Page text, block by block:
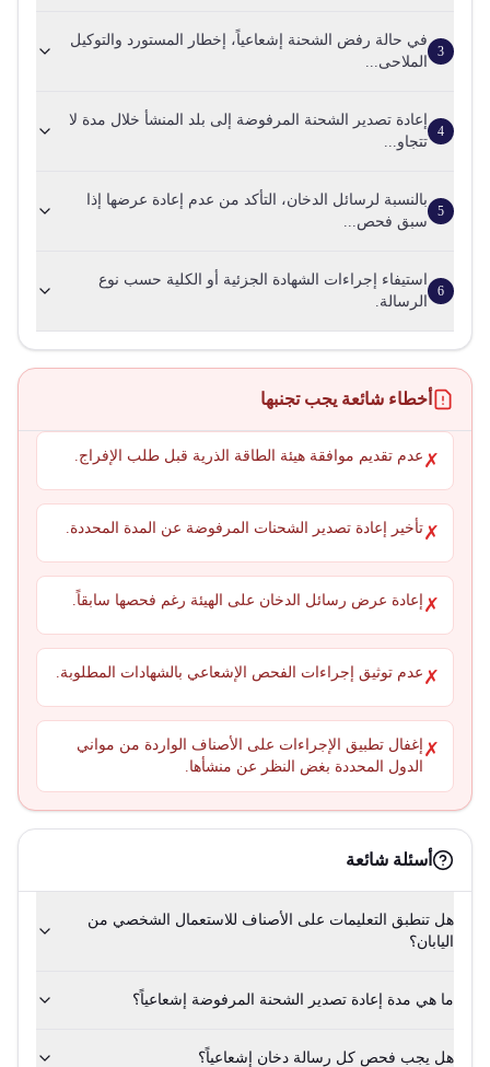
3
في حالة رفض الشحنة إشعاعياً، إخطار المستورد والتوكيل
الملاحى...
4
إعادة تصدير الشحنة المرفوضة إلى بلد المنشأ خلال مدة لا
تتجاو...
5
بالنسبة لرسائل الدخان، التأكد من عدم إعادة عرضها إذا
سبق فحص...
6
استيفاء إجراءات الشهادة الجزئية أو الكلية حسب نوع
الرسالة.
أخطاء شائعة يجب تجنبها
✗ عدم تقديم موافقة هيئة الطاقة الذرية قبل طلب الإفراج.
✗تأخير إعادة تصدير الشحنات المرفوضة عن المدة المحددة.
✗ إعادة عرض رسائل الدخان على الهيئة رغم فحصها سابقاً.
✗ عدم توثيق إجراءات الفحص الإشعاعي بالشهادات المطلوبة.
✗ إغفال تطبيق الإجراءات على الأصناف الواردة من مواني
الدول المحددة بغض النظر عن منشأها.
أسئلة شائعة
هل تنطبق التعليمات على الأصناف للاستعمال الشخصي من
اليابان؟
ما هي مدة إعادة تصدير الشحنة المرفوضة إشعاعياً؟
هل يجب فحص كل رسالة دخان إشعاعياً؟